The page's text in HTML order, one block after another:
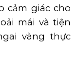
cảm giác cho
mái và tiện
vàng thực